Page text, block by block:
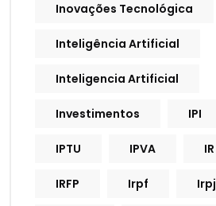
Inovações Tecnológica
Inteligência Artificial
Inteligencia Artificial
Investimentos IPI
IPTU IPVA IR
IRFP Irpf Irpj